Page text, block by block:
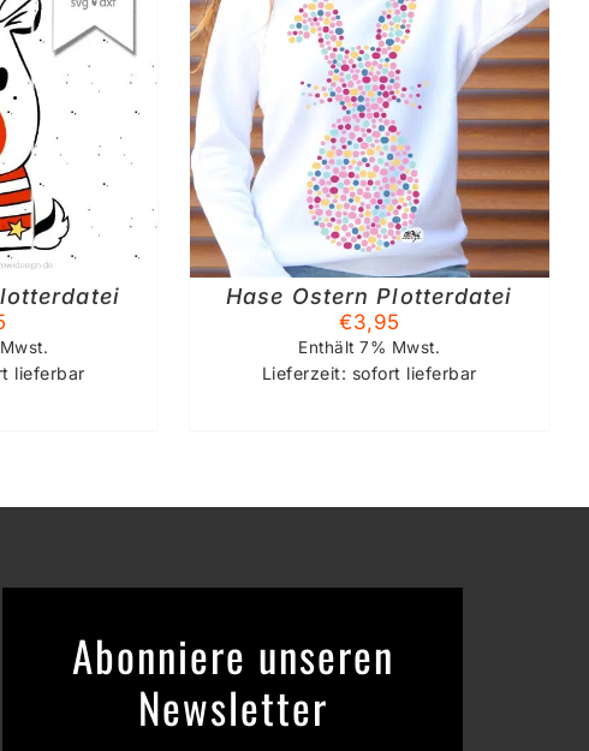
lieferbar
Hase Ostern Plotterdatei
€3,95
Enthält 7% Mwst.
Lieferzeit: sofort lieferbar
Abonniere unseren
Newsletter